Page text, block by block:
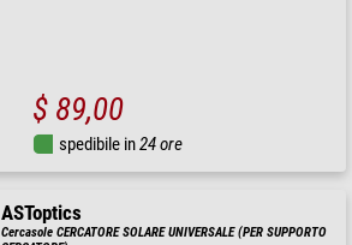
$ 89,00
spedibile in24 ore
ASToptics
Cercasole CERCATORE SOLARE UNIVERSALE (PER SUPPORTO